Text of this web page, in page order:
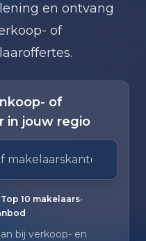
en ontvang
of
of
in jouw regio
pijl omlaag en pijl
Top 10 makelaars•
bij verkoop- en